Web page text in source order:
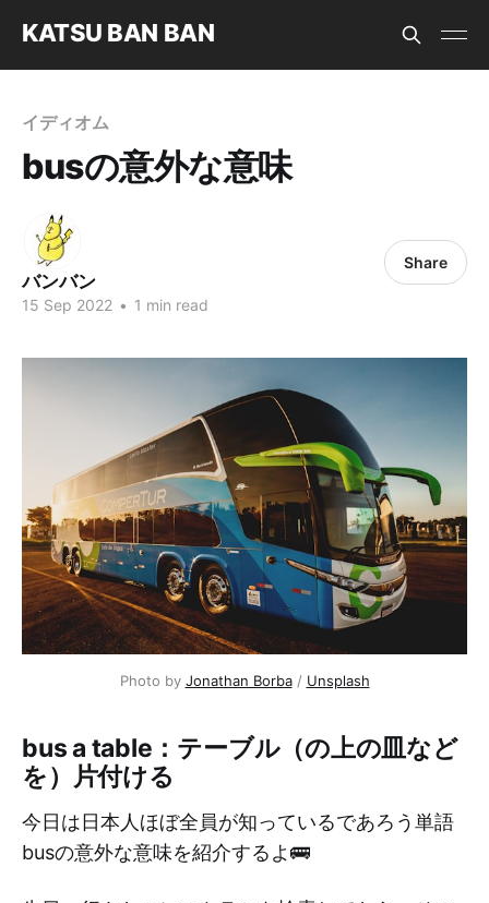
KATSU BAN BAN
イディオム
busの意外な意味
バンバン
15 Sep 2022 • 1 min read
Share
Photo by Jonathan Borba/ Unsplash
bus a table：テーブル（の上の皿など
を）片付ける
今日は日本人ほぼ全員が知っているであろう単語
busの意外な意味を紹介するよ🚌